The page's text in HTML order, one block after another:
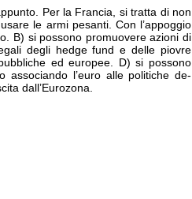
Per la Francia, si tratta di non
le armi pesanti. Con l’appoggio
B) si possono promuovere azioni di
degli hedge fund e delle piovre
ed europee. D) si possono
l’euro alle politiche de-
dall’Eurozona.